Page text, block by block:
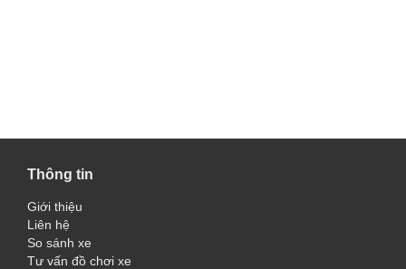
Thông tin
Giới thiệu
Liên hệ
So sánh xe
Tư vấn đồ chơi xe